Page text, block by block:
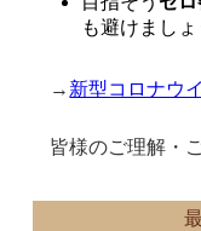
も避けましょ
→ 新型コロナウ
皆様のご理解・